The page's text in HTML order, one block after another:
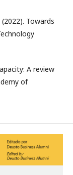
(2022). Towards
A review
of